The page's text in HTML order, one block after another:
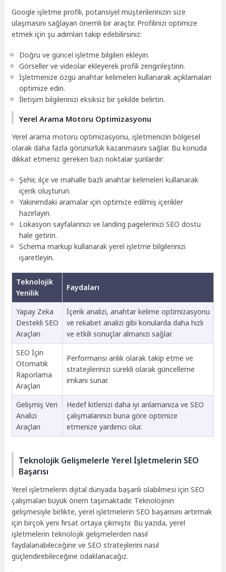
Google işletme profili, potansiyel müşterilerinizin size
ulaşmasını sağlayan önemli bir araçtır. Profilinizi optimize
etmek için şu adımları takip edebilirsiniz:
Doğru ve güncel işletme bilgileri ekleyin.
Görseller ve videolar ekleyerek profili zenginleştirin.
İşletmenize özgü anahtar kelimeleri kullanarak açıklamaları
optimize edin.
İletişim bilgilerinizi eksiksiz bir şekilde belirtin.
Yerel Arama Motoru Optimizasyonu
Yerel arama motoru optimizasyonu, işletmenizin bölgesel
olarak daha fazla görünürlük kazanmasını sağlar. Bu konuda
dikkat etmeniz gereken bazı noktalar şunlardır:
Şehir, ilçe ve mahalle bazlı anahtar kelimeleri kullanarak
içerik oluşturun.
Yakınımdaki aramalar için optimize edilmiş içerikler
hazırlayın.
Lokasyon sayfalarınızı ve landing pagelerinizi SEO dostu
hale getirin.
Schema markup kullanarak yerel işletme bilgilerinizi
işaretleyin.
Teknolojik
Yenilik
Faydaları
Yapay Zeka
Destekli SEO
Araçları
İçerik analizi, anahtar kelime optimizasyonu
ve rekabet analizi gibi konularda daha hızlı
ve etkili sonuçlar almanızı sağlar.
SEO İçin
Otomatik
Raporlama
Araçları
Performansı anlık olarak takip etme ve
stratejilerinizi sürekli olarak güncelleme
imkanı sunar.
Gelişmiş Veri
Analizi
Araçları
Hedef kitlenizi daha iyi anlamanıza ve SEO
çalışmalarınızı buna göre optimize
etmenize yardımcı olur.
Teknolojik Gelişmelerle Yerel İşletmelerin SEO
Başarısı
Yerel işletmelerin dijital dünyada başarılı olabilmesi için SEO
çalışmaları büyük önem taşımaktadır. Teknolojinin
gelişmesiyle birlikte, yerel işletmelerin SEO başarısını artırmak
için birçok yeni fırsat ortaya çıkmıştır. Bu yazıda, yerel
işletmelerin teknolojik gelişmelerden nasıl
faydalanabileceğine ve SEO stratejilerini nasıl
güçlendirebileceğine odaklanacağız.